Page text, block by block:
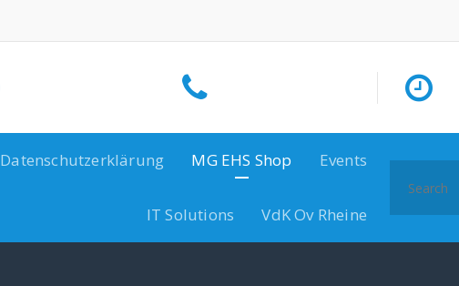
Datenschutzerklärung MG EHS Shop Events
IT Solutions VdK Ov Rheine
for: